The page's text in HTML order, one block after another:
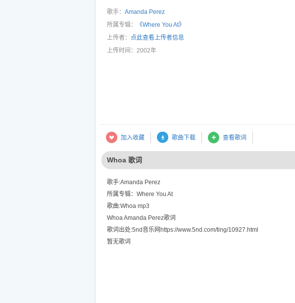
歌手： Amanda Perez
所属专辑：
《Where You At》
上传者： 点此查看上传者信息
上传时间：2002年
加入收藏 歌曲下载 查看歌词
Whoa 歌词
歌手:Amanda Perez
所属专辑：Where You At
歌曲:Whoa mp3
Whoa Amanda Perez歌词
歌词出处:5nd音乐网https://www.5nd.com/ting/10927.html
暂无歌词